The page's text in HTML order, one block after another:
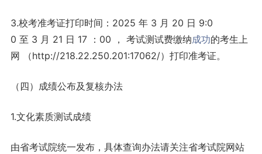
3.校考准考证打印时间：2025 年 3 月 20 日 9:0
0 至 3 月 21 日 17 ：00 ， 考试测试费缴纳成功的考生上
网 （http://218.22.250.201:17062/）打印准考证。
（四）成绩公布及复核办法
1.文化素质测试成绩
由省考试院统一发布，具体查询办法请关注省考试院网站